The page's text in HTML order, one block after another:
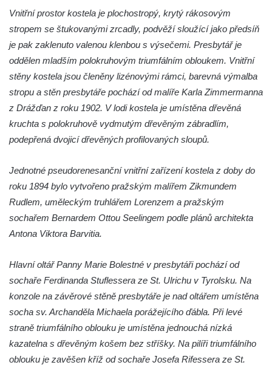
Kaple Nejsvětější Trojice v Nové Vsi (Ústí
nad Labem)
Kaple svaté Anny v Brné
Kaple svatého Jana Nepomuckého před
zámkem v Protivíně
Kaple svatého Rocha v Ohradě u Hluboké
nad Vltavou
Stráži nad Nisou
Kostel svatého Martina v Tursku
Kaple svatých Jana a Pavla v Knínicích
Kaple svatého Michaela v Kozinci
Kostel Narození Panny Marie v Holubici
Kaple svatého Gotharda jihozápadně od
Debrna
Kaple svatého Václava v Debrně
Vnitřní prostor kostela je plochostropý, krytý rákosovým
stropem se štukovanými zrcadly, podvěží sloužící jako předsíň
je pak zaklenuto valenou klenbou s výsečemi. Presbytář je
oddělen mladším polokruhovým triumfálním obloukem. Vnitřní
stěny kostela jsou členěny lizénovými rámci, barevná výmalba
stropu a stěn presbytáře pochází od malíře Karla Zimmermanna
z Drážďan z roku 1902. V lodi kostela je umístěna dřevěná
kruchta s polokruhově vydmutým dřevěným zábradlím,
podepřená dvojicí dřevěných profilovaných sloupů.
Jednotné pseudorenesanční vnitřní zařízení kostela z doby do
roku 1894 bylo vytvořeno pražským malířem Zikmundem
Rudlem, uměleckým truhlářem Lorenzem a pražským
sochařem Bernardem Ottou Seelingem podle plánů architekta
Antona Viktora Barvitia.
Hlavní oltář Panny Marie Bolestné v presbytáři pochází od
sochaře Ferdinanda Stuflessera ze St. Ulrichu v Tyrolsku. Na
konzole na závěrové stěně presbytáře je nad oltářem umístěna
socha sv. Archanděla Michaela porážejícího ďábla. Při levé
straně triumfálního oblouku je umístěna jednouchá nízká
kazatelna s dřevěným košem bez stříšky. Na pilíři triumfálního
oblouku je zavěšen kříž od sochaře Josefa Rifessera ze St.